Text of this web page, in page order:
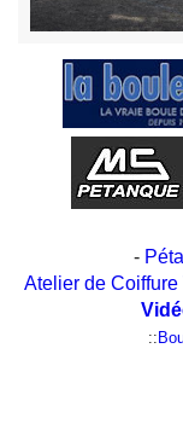
-
Atelier de
::